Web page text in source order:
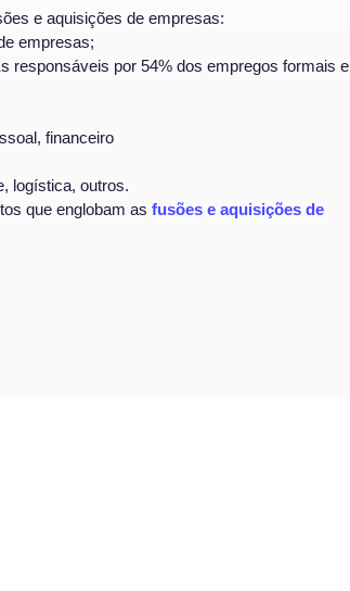
e aquisições de empresas:
empresas;
responsáveis por 54% dos empregos formais e
financeiro
logística, outros.
que englobam as fusões e aquisições de